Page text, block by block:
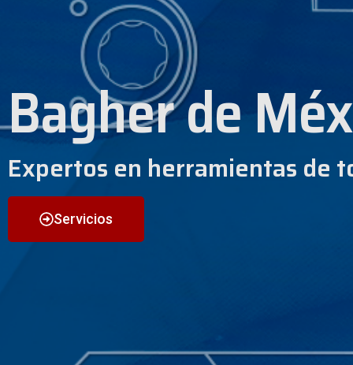
Bagher de
Expertos en herramientas de
Servicios